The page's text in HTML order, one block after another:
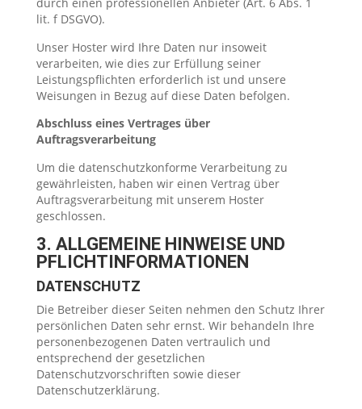
durch einen professionellen Anbieter (Art. 6 Abs. 1
lit. f DSGVO).
Unser Hoster wird Ihre Daten nur insoweit
verarbeiten, wie dies zur Erfüllung seiner
Leistungspflichten erforderlich ist und unsere
Weisungen in Bezug auf diese Daten befolgen.
Abschluss eines Vertrages über
Auftragsverarbeitung
Um die datenschutzkonforme Verarbeitung zu
gewährleisten, haben wir einen Vertrag über
Auftragsverarbeitung mit unserem Hoster
geschlossen.
3. ALLGEMEINE HINWEISE UND
PFLICHTINFORMATIONEN
DATENSCHUTZ
Die Betreiber dieser Seiten nehmen den Schutz Ihrer
persönlichen Daten sehr ernst. Wir behandeln Ihre
personenbezogenen Daten vertraulich und
entsprechend der gesetzlichen
Datenschutzvorschriften sowie dieser
Datenschutzerklärung.